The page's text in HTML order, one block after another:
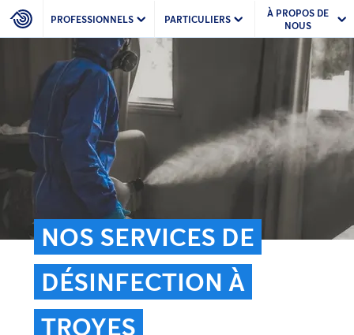
PROFESSIONNELS PARTICULIERS
À PROPOS DE
NOUS
NOS SERVICES DE
DÉSINFECTION À
TROYES